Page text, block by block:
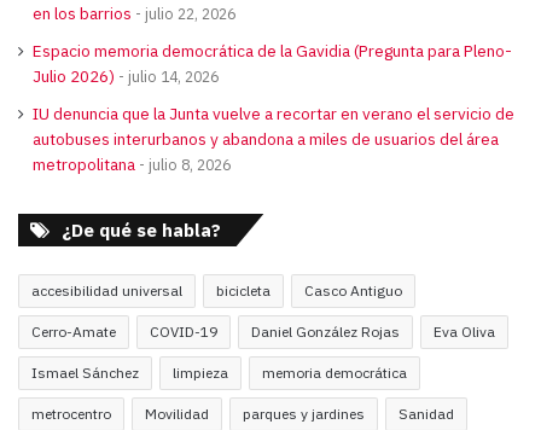
en los barrios
julio 22, 2026
Espacio memoria democrática de la Gavidia (Pregunta para Pleno-
Julio 2026)
julio 14, 2026
IU denuncia que la Junta vuelve a recortar en verano el servicio de
autobuses interurbanos y abandona a miles de usuarios del área
metropolitana
julio 8, 2026
¿De qué se habla?
accesibilidad universal bicicleta Casco Antiguo
Cerro-Amate COVID-19 Daniel González Rojas Eva Oliva
Ismael Sánchez limpieza memoria democrática
metrocentro Movilidad parques y jardines Sanidad